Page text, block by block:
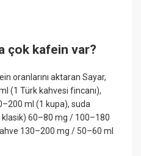
çok kafein var?
oranlarını aktaran Sayar,
(1 Türk kahvesi fincanı),
ml (1 kupa), suda
klasik) 60–80 mg / 100–180
130–200 mg / 50–60 ml